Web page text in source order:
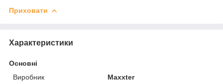
Приховати
Характеристики
Основні
Виробник
Maxxter